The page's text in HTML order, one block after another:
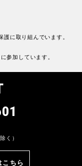
に取り組んでいます。
参加しています。
く）
こちら